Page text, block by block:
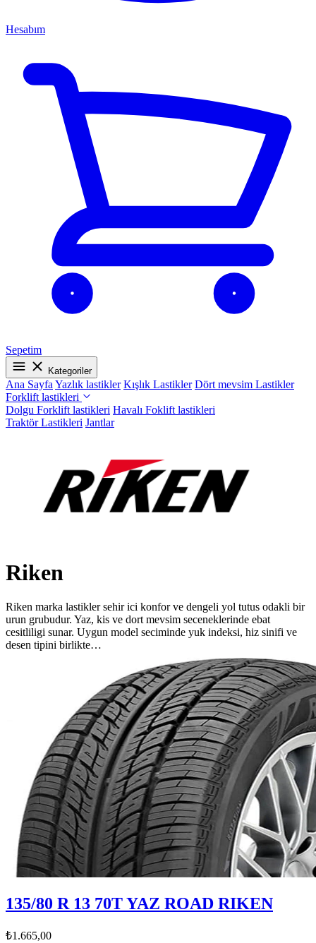
Hesabım
Sepetim
Kategoriler
Ana Sayfa Yazlık lastikler Kışlık Lastikler Dört mevsim Lastikler
Forklift lastikleri
Dolgu Forklift lastikleri Havalı Foklift lastikleri
Traktör Lastikleri Jantlar
Riken
Riken marka lastikler sehir ici konfor ve dengeli yol tutus odakli bir
urun grubudur. Yaz, kis ve dort mevsim seceneklerinde ebat
cesitliligi sunar. Uygun model seciminde yuk indeksi, hiz sinifi ve
desen tipini birlikte…
135/80 R 13 70T YAZ ROAD RIKEN
₺1.665,00